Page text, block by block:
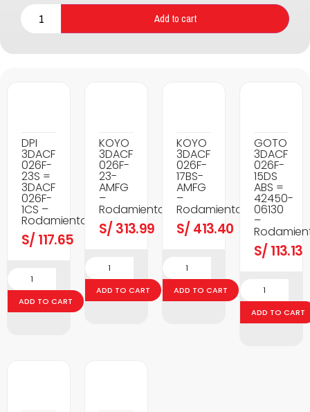
Add to cart
DPI
3DACF
026F-
23S =
3DACF
026F-
1CS –
Rodamientos
S/ 117.65
ADD TO CART
KOYO
3DACF
026F-
23-
AMFG
–
Rodamientos
S/ 313.99
ADD TO CART
KOYO
3DACF
026F-
17BS-
AMFG
–
Rodamientos
S/ 413.40
ADD TO CART
GOTO
3DACF
026F-
15DS
ABS =
42450-
06130
–
S/ 113.13
ADD TO CART